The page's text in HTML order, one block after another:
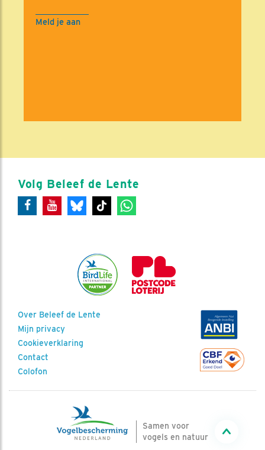
Meld je aan
Volg Beleef de Lente
Over Beleef de Lente
Mijn privacy
Cookieverklaring
Contact
Colofon
Samen voor
vogels en natuur